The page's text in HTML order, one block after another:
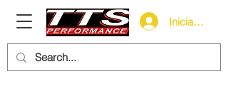
Iniciar sesión